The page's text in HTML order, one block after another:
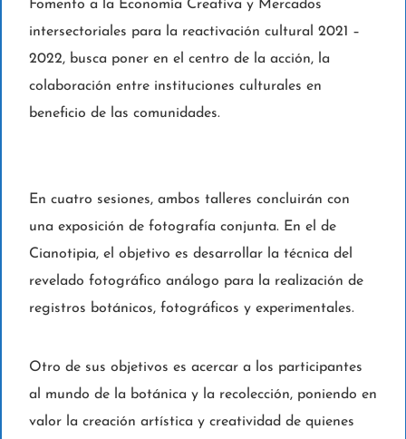
Fomento a la Economía Creativa y Mercados
intersectoriales para la reactivación cultural 2021 –
2022, busca poner en el centro de la acción, la
colaboración entre instituciones culturales en
beneficio de las comunidades.
En cuatro sesiones, ambos talleres concluirán con
una exposición de fotografía conjunta. En el de
Cianotipia, el objetivo es desarrollar la técnica del
revelado fotográfico análogo para la realización de
registros botánicos, fotográficos y experimentales.
Otro de sus objetivos es acercar a los participantes
al mundo de la botánica y la recolección, poniendo en
valor la creación artística y creatividad de quienes